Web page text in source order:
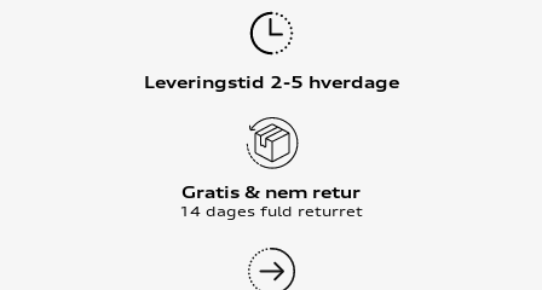
Leveringstid 2-5 hverdage
Gratis & nem retur
14 dages fuld returret